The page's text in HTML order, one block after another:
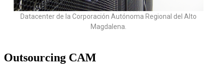
Datacenter de la Corporación Autónoma Regional del Alto
Magdalena.
Outsourcing CAM